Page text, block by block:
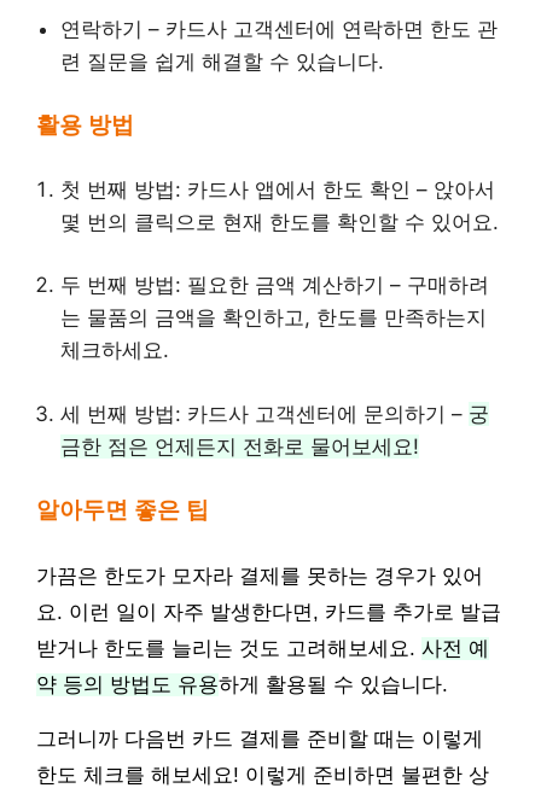
연락하기 – 카드사 고객센터에 연락하면 한도 관
련 질문을 쉽게 해결할 수 있습니다.
활용 방법
첫 번째 방법: 카드사 앱에서 한도 확인 – 앉아서
몇 번의 클릭으로 현재 한도를 확인할 수 있어요.
두 번째 방법: 필요한 금액 계산하기 – 구매하려
는 물품의 금액을 확인하고, 한도를 만족하는지
체크하세요.
세 번째 방법: 카드사 고객센터에 문의하기 – 궁
금한 점은 언제든지 전화로 물어보세요!
알아두면 좋은 팁
가끔은 한도가 모자라 결제를 못하는 경우가 있어
요. 이런 일이 자주 발생한다면, 카드를 추가로 발급
받거나 한도를 늘리는 것도 고려해보세요. 사전 예
약 등의 방법도 유용하게 활용될 수 있습니다.
그러니까 다음번 카드 결제를 준비할 때는 이렇게
한도 체크를 해보세요! 이렇게 준비하면 불편한 상